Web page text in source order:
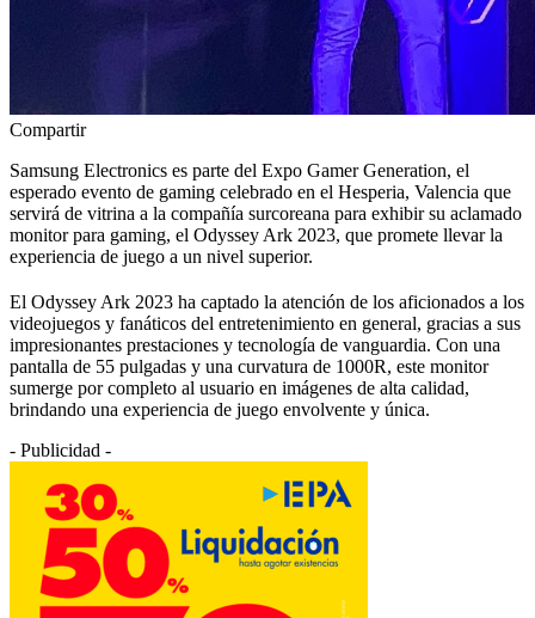
Compartir
Samsung Electronics es parte del Expo Gamer Generation, el
esperado evento de gaming celebrado en el Hesperia, Valencia que
servirá de vitrina a la compañía surcoreana para exhibir su aclamado
monitor para gaming, el Odyssey Ark 2023, que promete llevar la
experiencia de juego a un nivel superior.
El Odyssey Ark 2023 ha captado la atención de los aficionados a los
videojuegos y fanáticos del entretenimiento en general, gracias a sus
impresionantes prestaciones y tecnología de vanguardia. Con una
pantalla de 55 pulgadas y una curvatura de 1000R, este monitor
sumerge por completo al usuario en imágenes de alta calidad,
brindando una experiencia de juego envolvente y única.
- Publicidad -